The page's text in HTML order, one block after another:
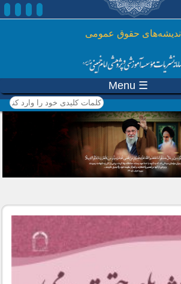
رفتن به محتوای اصلی
اندیشه‌های حقوق عمومی
☰ Menu
کلمات کلیدی خود را وارد
کنید